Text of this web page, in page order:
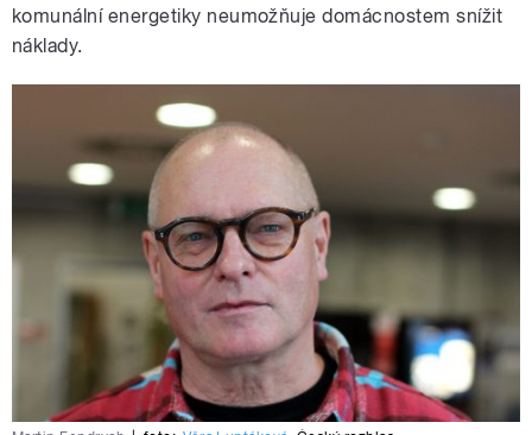
komunální energetiky neumožňuje domácnostem snížit
náklady.